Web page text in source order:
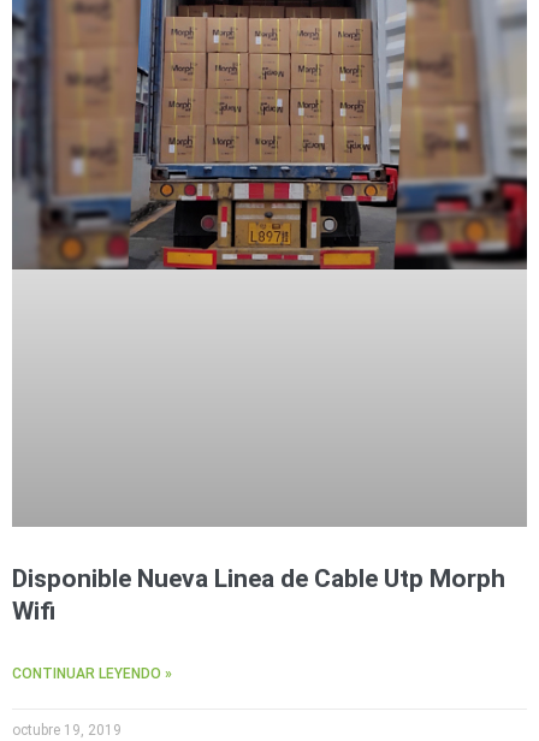
IP
Disponible Nueva Linea de Cable Utp Morph
Wifi
CONTINUAR LEYENDO »
octubre 19, 2019